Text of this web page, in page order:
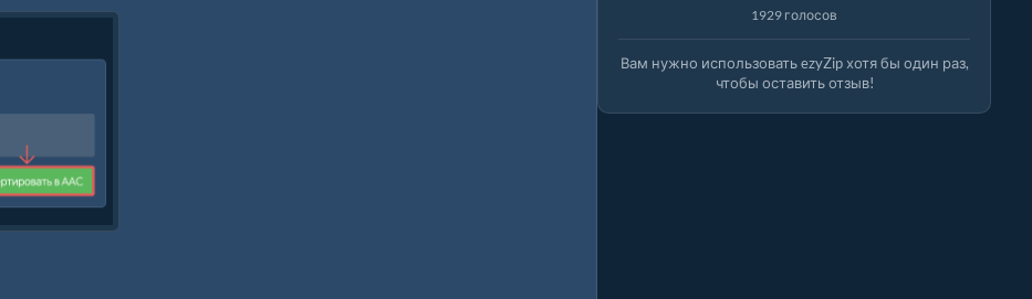
1929 голосов
Вам нужно использовать ezyZip хотя бы один раз,
чтобы оставить отзыв!